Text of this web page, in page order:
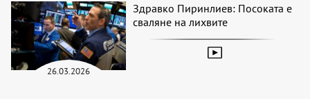
26.03.2026
Здравко Пиринлиев: Посоката е
сваляне на лихвите